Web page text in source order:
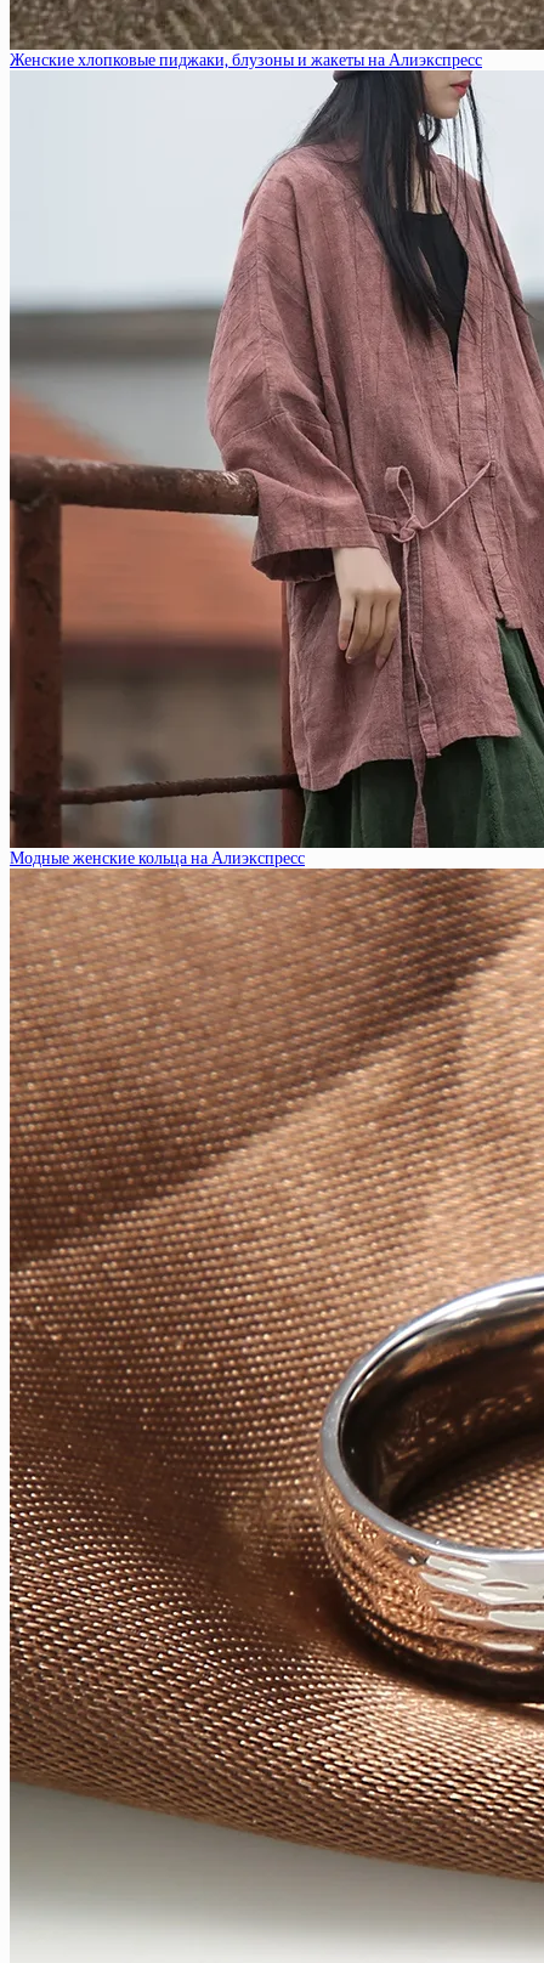
Женские хлопковые пиджаки, блузоны и жакеты на Алиэкспресс
Модные женские кольца на Алиэкспресс